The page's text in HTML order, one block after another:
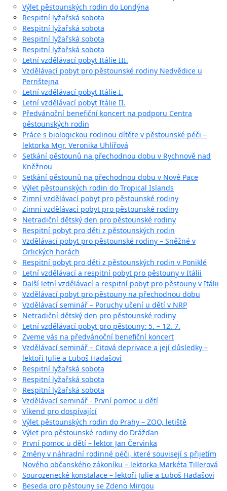
Výlet pěstounských rodin do Londýna
Respitní lyžařská sobota
Respitní lyžařská sobota
Respitní lyžařská sobota
Respitní lyžařská sobota
Letní vzdělávací pobyt Itálie III.
Vzdělávací pobyt pro pěstounské rodiny Nedvědice u
Pernštejna
Letní vzdělávací pobyt Itálie I.
Letní vzdělávací pobyt Itálie II.
Předvánoční benefiční koncert na podporu Centra
pěstounských rodin
Práce s biologickou rodinou dítěte v pěstounské péči –
lektorka Mgr. Veronika Uhlířová
Setkání pěstounů na přechodnou dobu v Rychnově nad
Kněžnou
Setkání pěstounů na přechodnou dobu v Nové Pace
Výlet pěstounských rodin do Tropical Islands
Zimní vzdělávací pobyt pro pěstounské rodiny
Zimní vzdělávací pobyt pro pěstounské rodiny
Netradiční dětský den pro pěstounské rodiny
Respitní pobyt pro děti z pěstounských rodin
Vzdělávací pobyt pro pěstounské rodiny – Sněžné v
Orlických horách
Respitní pobyt pro děti z pěstounských rodin v Poniklé
Letní vzdělávací a respitní pobyt pro pěstouny v Itálii
Další letní vzdělávací a respitní pobyt pro pěstouny v Itálii
Vzdělávací pobyt pro pěstouny na přechodnou dobu
Vzdělávací seminář – Poruchy učení u dětí v NRP
Netradiční dětský den pro pěstounské rodiny
Letní vzdělávací pobyt pro pěstouny: 5. – 12. 7.
Zveme vás na předvánoční benefiční koncert
Vzdělávací seminář – Citová deprivace a její důsledky –
lektoři Julie a Luboš Hadašovi
Respitní lyžařská sobota
Respitní lyžařská sobota
Respitní lyžařská sobota
Vzdělávací seminář - První pomoc u dětí
Víkend pro dospívající
Výlet pěstounských rodin do Prahy – ZOO, letiště
Výlet pro pěstounské rodiny do Drážďan
První pomoc u dětí – lektor Jan Červinka
Změny v náhradní rodinné péči, které souvisejí s přijetím
Nového občanského zákoníku – lektorka Markéta Tillerová
Sourozenecké konstalace – lektoři Julie a Luboš Hadašovi
Beseda pro pěstouny se Zdeno Mirgou